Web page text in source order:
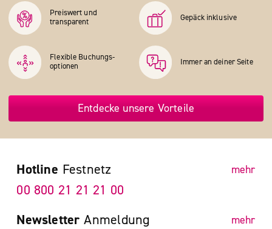
Preiswert und
transparent
Gepäck inklusive
Flexible Buchungs­
optionen
Immer an deiner Seite
Entdecke unsere Vorteile
Hotline Festnetz mehr
00 800 21 21 21 00
Newsletter Anmeldung mehr